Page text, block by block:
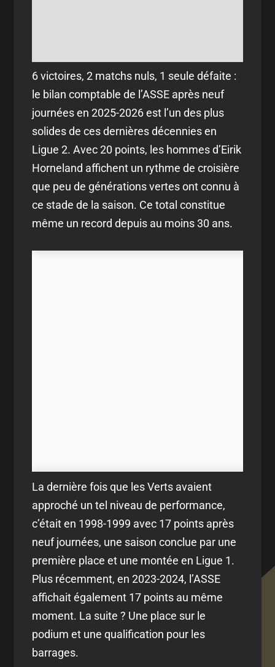
6 victoires, 2 matchs nuls, 1 seule défaite :
le bilan comptable de l’ASSE après neuf
journées en 2025-2026 est l’un des plus
solides de ces dernières décennies en
Ligue 2. Avec 20 points, les hommes d’Eirik
Horneland affichent un rythme de croisière
que peu de générations vertes ont connu à
ce stade de la saison. Ce total constitue
même un record depuis au moins 30 ans.
La dernière fois que les Verts avaient
approché un tel niveau de performance,
c’était en 1998-1999 avec 17 points après
neuf journées, une saison conclue par une
première place et une montée en Ligue 1.
Plus récemment, en 2023-2024, l’ASSE
affichait également 17 points au même
moment. La suite ? Une place sur le
podium et une qualification pour les
barrages.